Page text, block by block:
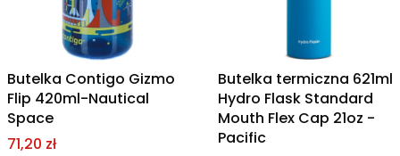
Butelka Contigo Gizmo
Flip 420ml-Nautical
Space
Cena promocyjna
71,20 zł
Butelka termiczna 621ml
Hydro Flask Standard
Mouth Flex Cap 21oz -
Pacific